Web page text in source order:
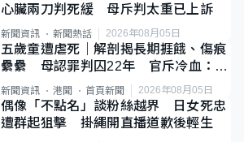
心臟兩刀判死緩 母斥判太重已上訴
新聞資訊 新聞熱話 2026年08月05日
五歲童遭虐死｜解剖揭長期捱餓、傷痕
纍纍 母認罪判囚22年 官斥冷血：同
類案最惡劣
新聞資訊 港聞 首頁新聞 2026年08月05日
偶像「不點名」談粉絲越界 日女死忠
遭群起狙擊 掛繩開直播道歉後輕生